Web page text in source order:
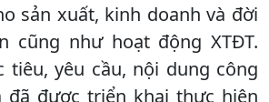
sản xuất, kinh doanh và đời
cũng như hoạt động XTĐT.
tiêu, yêu cầu, nội dung công
đã được triển khai thực hiện